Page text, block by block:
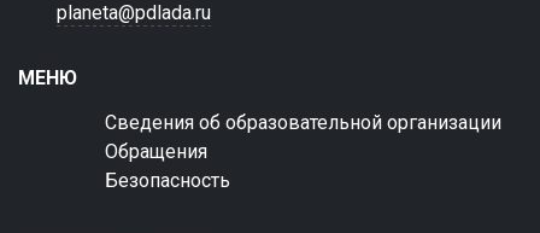
planeta@pdlada.ru
МЕНЮ
Сведения об образовательной организации
Обращения
Безопасность